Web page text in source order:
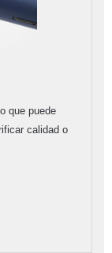
que puede
calidad o